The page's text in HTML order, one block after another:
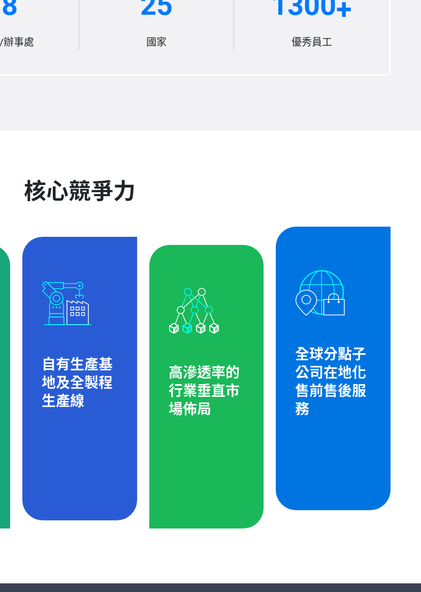
辦事處 國家
+
優秀員工
核心競爭力
自有生產基
地及全製程
生產線
高滲透率的
行業垂直市
場佈局
全球分點子
公司在地化
售前售後服
務